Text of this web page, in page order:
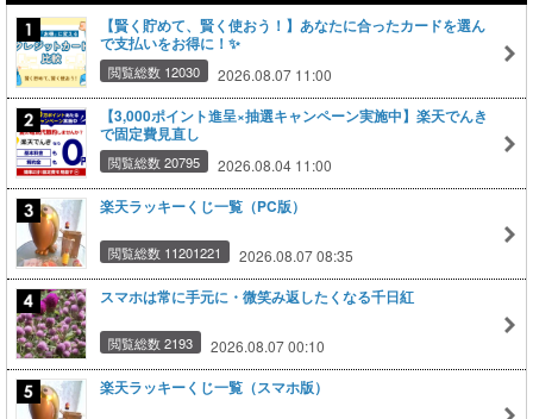
【賢く貯めて、賢く使おう！】あなたに合ったカードを選ん
で支払いをお得に！✨
閲覧総数 12030 2026.08.07 11:00
【3,000ポイント進呈×抽選キャンペーン実施中】楽天でんき
で固定費見直し
閲覧総数 20795 2026.08.04 11:00
楽天ラッキーくじ一覧（PC版）
閲覧総数 11201221 2026.08.07 08:35
スマホは常に手元に・微笑み返したくなる千日紅
閲覧総数 2193 2026.08.07 00:10
楽天ラッキーくじ一覧（スマホ版）